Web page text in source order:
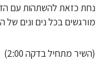
נחת כזאת להשתהות עם
מורגשים בכל נים ונים של
(השיר מתחיל בדקה 2:00)